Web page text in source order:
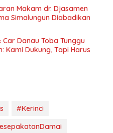
Makam dr. Djasamen
Simalungun Diabadikan
Danau Toba Tunggu
Kami Dukung, Tapi Harus
#Kerinci